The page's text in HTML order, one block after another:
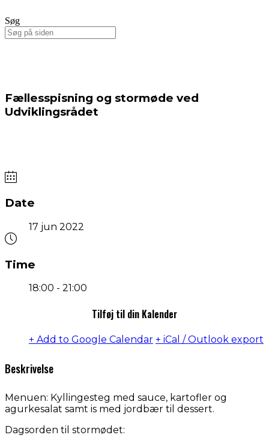
Søg
Fællesspisning og stormøde ved
Udviklingsrådet
Date
17 jun 2022
Time
18:00 - 21:00
Tilføj til din Kalender
+ Add to Google Calendar + iCal / Outlook export
Beskrivelse
Menuen: Kyllingesteg med sauce, kartofler og
agurkesalat samt is med jordbær til dessert.
Dagsorden til stormødet: